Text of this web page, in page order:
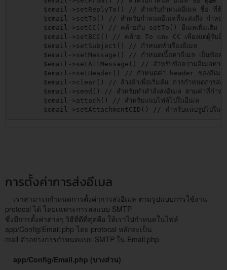
$email->setReplyTo() // สำหรับกำหนดอีเมล ชื่อ ที่ต้
$email->setTo() // สำหรับกำหนดอีเมลที่จะส่งถึง กำห
$email->setCC() // คล้ายกับ setTo() อีเมลเพิ่มเติม
$email->setBCC() // คล้าย To และ CC เพียงแต่ผู้รับอี
        $email->setSubject() // กำหนดหัวเรื่องอีเมล
$email->setMessage() // กำหนดเนื้อหาอีเมล เป็นข้อค
$email->setAltMessage() // สำหรับข้อความอีเมลทางเ
$email->setHeader() // กำหนดค่า header ของอีเมล
$email->clear() // ล้างค้าเพื่อเริ่มต้น การกำหนดการส่ง
$email->send() // สำหรับทำคำสั่งส่งอีเมล ตามค่าที่กำห
        $email->attach() // สำหรับแนบไฟล์ไปในอีเมล
$email->setAttachmentCID() // สำหรับแนบรูปไปในข้
การตั้งค่าการส่งอีเมล
เราสามารถกำหนดการตั้งค่าการส่งอีเมล ตามรูปแบบการใช้งาน
protocal ได้ โดยเฉพาะการส่งแบบ SMTP
ซึ่งมีการตั้งค่าต่างๆ วิธีที่ดีที่สุดคือ ให้เราไปกำหนดในไฟล์
app/Config/Email.php โดย protocal หลักจะเป็น
mail ตัวอย่างการกำหนดแบบ SMTP ใน Email.php
app/Config/Email.php (บางส่วน)